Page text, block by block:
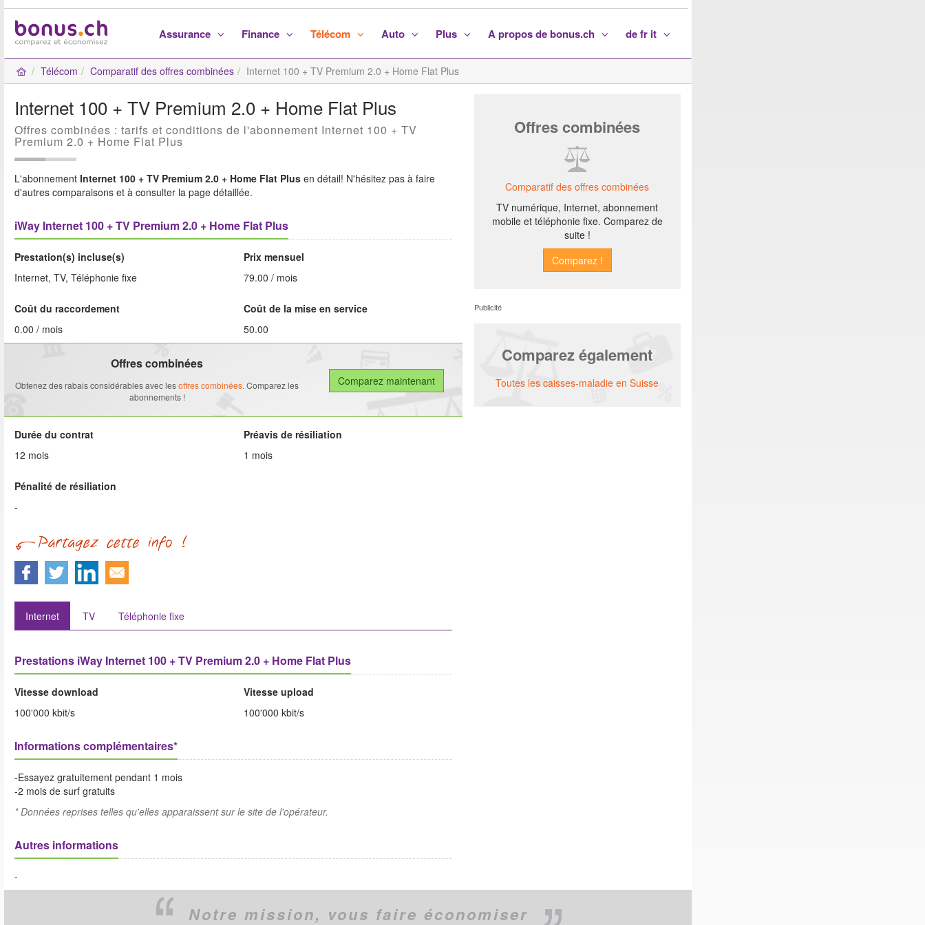
Assurance Finance Télécom Auto Plus A propos de bonus.ch de fr it
Télécom Comparatif des offres combinées Internet 100 + TV Premium 2.0 + Home Flat Plus
Internet 100 + TV Premium 2.0 + Home Flat Plus
Offres combinées : tarifs et conditions de l'abonnement Internet 100 + TV
Premium 2.0 + Home Flat Plus
L'abonnement Internet 100 + TV Premium 2.0 + Home Flat Plus en détail! N'hésitez pas à faire
d'autres comparaisons et à consulter la page détaillée.
iWay Internet 100 + TV Premium 2.0 + Home Flat Plus
Prestation(s) incluse(s)
Internet, TV, Téléphonie fixe
Prix mensuel
79.00 / mois
Coût du raccordement
0.00 / mois
Coût de la mise en service
50.00
Offres combinées
Obtenez des rabais considérables avec lesoffres combinées. Comparez les
abonnements !
Durée du contrat
12 mois
Préavis de résiliation
1 mois
Pénalité de résiliation
-
Internet TV Téléphonie fixe
Prestations iWay Internet 100 + TV Premium 2.0 + Home Flat Plus
Vitesse download
100'000 kbit/s
Vitesse upload
100'000 kbit/s
Informations complémentaires*
-Essayez gratuitement pendant 1 mois
-2 mois de surf gratuits
* Données reprises telles qu'elles apparaissent sur le site de l'opérateur.
Autres informations
-
Offres combinées
Comparatif des offres combinées
TV numérique, Internet, abonnement
mobile et téléphonie fixe. Comparez de
suite !
Publicité
Comparez également
Toutes les caisses-maladie en Suisse
Notre mission, vous faire économiser